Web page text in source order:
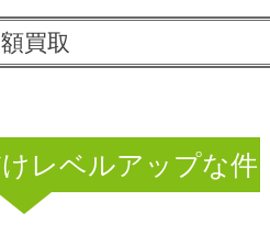
買取
レベルアップな件